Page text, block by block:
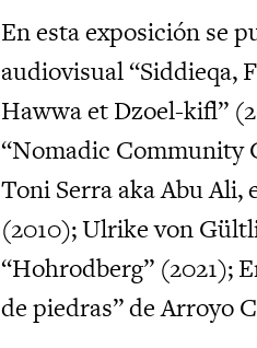
En esta exposición se
audiovisual “Siddieqa,
Hawwa et Dzoel-kifl”
“Nomadic Community
Toni Serra aka Abu Ali,
(2010); Ulrike von
“Hohrodberg” (2021);
de piedras” de Arroyo